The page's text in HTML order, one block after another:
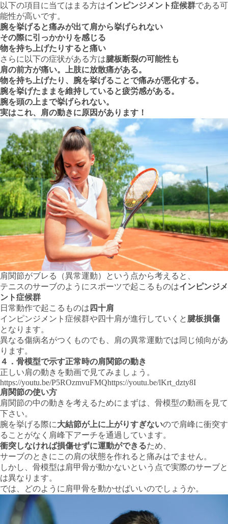
以下の項目に当てはまる方はインピンジメント症候群である可
能性が高いです。
腕を挙げると痛みが出て肩から挙げられない
その際に引っかかりを感じる
物を持ち上げたりすると痛い
さらに以下の症状がある方は腱板断裂の可能性も
肩の前方が痛い。上肢に放散痛がある。
物を持ち上げたり、腕を挙げることで痛みが悪化する。
腕を挙げたままを維持していると疲労感がある。
腕を頭の上まで挙げられない。
実はこれ、肩の動きに原因があります！
肩関節がブレる（異常運動）という点から考えると、
テニスのサーブのようにスポーツで起こるものはインピンジメ
ント症候群
日常動作で起こるものは 四十肩
インピンジメント症候群や四十肩が進行していくと 腱板損傷
となります。
異なる傷病名がつくものでも、肩の異常運動では同じ傾向があ
ります。
４．骨模型で示す正常時の肩関節の動き
正しい肩の動きを動画で見てみましょう。
https://youtu.be/P5ROzmvuFMQhttps://youtu.be/lKrt_dzty8I
肩関節の使い方
肩関節の中の動きを考えるためにまずは、骨模型の動画を見て
下さい。
腕を挙げる際に大結節が上に上がりすぎないので肩峰に衝突す
ることがなく肩峰下アーチを通過しています。
衝突しなければ損傷せずに運動ができるため、
サーブのときにこの肩の状態を作れると痛みはでません。
しかし、骨模型は肩甲骨が動かないという点で実際のサーブと
は異なります。
では、どのように肩甲骨を動かせばいいのでしょうか。